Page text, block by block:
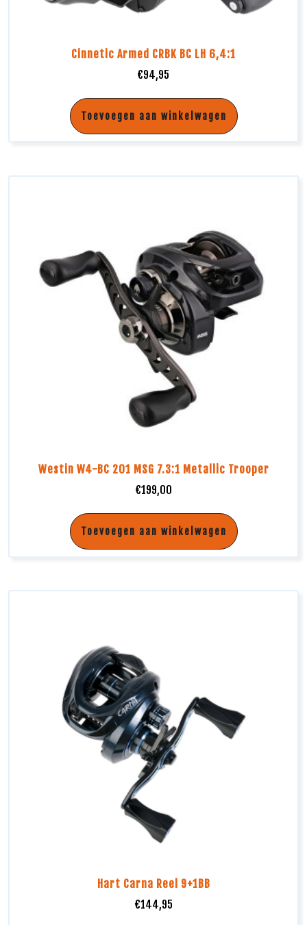
Cinnetic Armed CRBK BC LH 6,4:1
€94,95
Toevoegen aan winkelwagen
Westin W4-BC 201 MSG 7.3:1 Metallic Trooper
€199,00
Toevoegen aan winkelwagen
Hart Carna Reel 9+1BB
€144,95